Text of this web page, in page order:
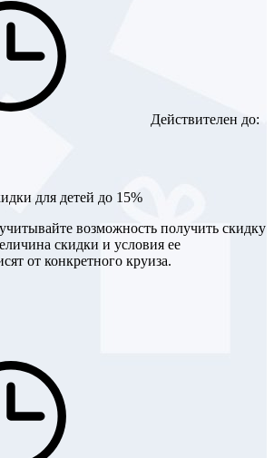
Действителен до:
для детей до 15%
возможность получить скидку
скидки и условия ее
от конкретного круиза.